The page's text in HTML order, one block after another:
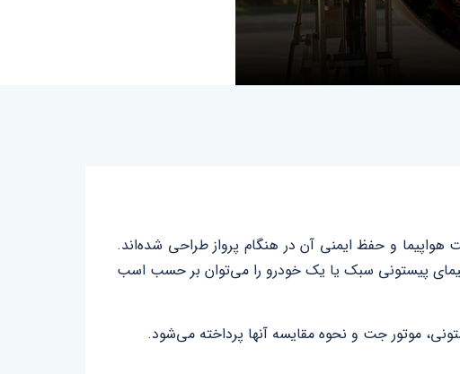
هواپیما و حفظ ایمنی آن در هنگام پرواز طراحی شده‌اند.
پیستونی سبک یا یک خودرو را می‌توان بر حسب اسب
موتور جت و نحوه مقایسه آنها پرداخته می‌شود.